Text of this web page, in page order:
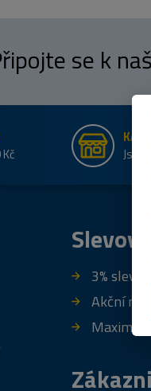
se k
Slevový
3% sleva
Akční